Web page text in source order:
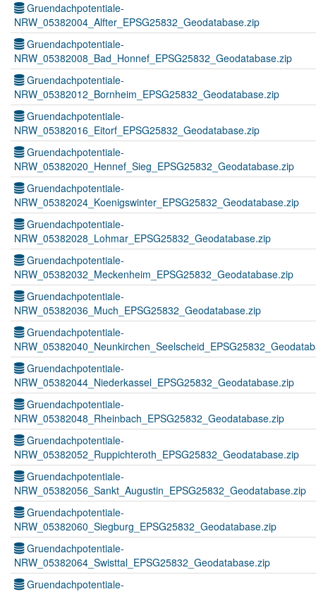
Gruendachpotentiale-
NRW_05382004_Alfter_EPSG25832_Geodatabase.zip
Gruendachpotentiale-
NRW_05382008_Bad_Honnef_EPSG25832_Geodatabase.zip
Gruendachpotentiale-
NRW_05382012_Bornheim_EPSG25832_Geodatabase.zip
Gruendachpotentiale-
NRW_05382016_Eitorf_EPSG25832_Geodatabase.zip
Gruendachpotentiale-
NRW_05382020_Hennef_Sieg_EPSG25832_Geodatabase.zip
Gruendachpotentiale-
NRW_05382024_Koenigswinter_EPSG25832_Geodatabase.zip
Gruendachpotentiale-
NRW_05382028_Lohmar_EPSG25832_Geodatabase.zip
Gruendachpotentiale-
NRW_05382032_Meckenheim_EPSG25832_Geodatabase.zip
Gruendachpotentiale-
NRW_05382036_Much_EPSG25832_Geodatabase.zip
Gruendachpotentiale-
Gruendachpotentiale-
NRW_05382044_Niederkassel_EPSG25832_Geodatabase.zip
Gruendachpotentiale-
NRW_05382048_Rheinbach_EPSG25832_Geodatabase.zip
Gruendachpotentiale-
NRW_05382052_Ruppichteroth_EPSG25832_Geodatabase.zip
Gruendachpotentiale-
NRW_05382056_Sankt_Augustin_EPSG25832_Geodatabase.zip
Gruendachpotentiale-
NRW_05382060_Siegburg_EPSG25832_Geodatabase.zip
Gruendachpotentiale-
NRW_05382064_Swisttal_EPSG25832_Geodatabase.zip
Gruendachpotentiale-